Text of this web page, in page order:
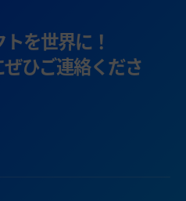
を世界に！
ひご連絡くださ